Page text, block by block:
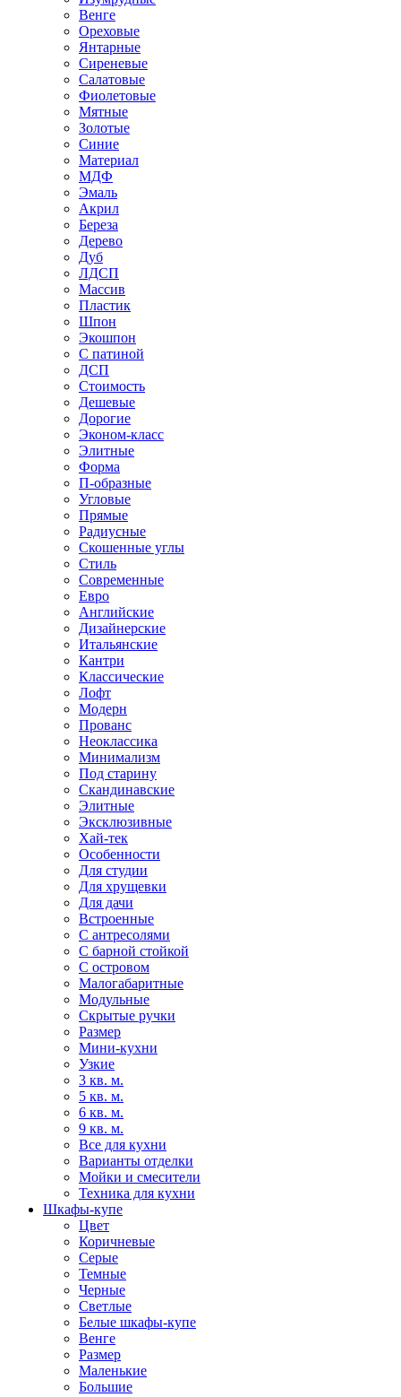
Венге
Ореховые
Янтарные
Сиреневые
Салатовые
Фиолетовые
Мятные
Золотые
Синие
Материал
МДФ
Эмаль
Акрил
Береза
Дерево
Дуб
ЛДСП
Массив
Пластик
Шпон
Экошпон
С патиной
ДСП
Стоимость
Дешевые
Дорогие
Эконом-класс
Элитные
Форма
П-образные
Угловые
Прямые
Радиусные
Скошенные углы
Стиль
Современные
Евро
Английские
Дизайнерские
Итальянские
Кантри
Классические
Лофт
Модерн
Прованс
Неоклассика
Минимализм
Под старину
Скандинавские
Элитные
Эксклюзивные
Хай-тек
Особенности
Для студии
Для хрущевки
Для дачи
Встроенные
С антресолями
С барной стойкой
С островом
Малогабаритные
Модульные
Скрытые ручки
Размер
Мини-кухни
Узкие
3 кв. м.
5 кв. м.
6 кв. м.
9 кв. м.
Все для кухни
Варианты отделки
Мойки и смесители
Техника для кухни
Шкафы-купе
Цвет
Коричневые
Серые
Темные
Черные
Светлые
Белые шкафы-купе
Венге
Размер
Маленькие
Большие